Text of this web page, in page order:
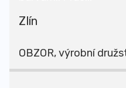
Zlín
OBZOR, výrobní